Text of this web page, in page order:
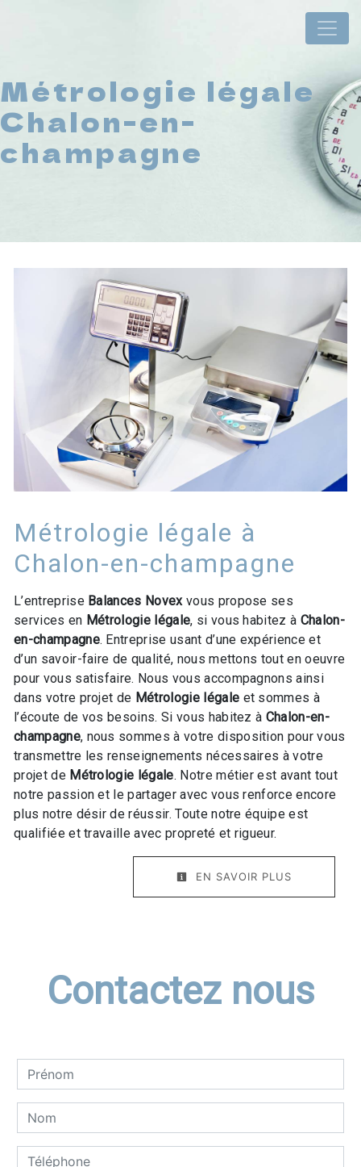
Métrologie légale
Chalon-en-
champagne
Métrologie légale à
Chalon-en-champagne
L’entreprise Balances Novexvous propose ses
services en Métrologie légale, si vous habitez à Chalon-
en-champagne. Entreprise usant d’une expérience et
d’un savoir-faire de qualité, nous mettons tout en oeuvre
pour vous satisfaire. Nous vous accompagnons ainsi
dans votre projet de Métrologie légale et sommes à
l’écoute de vos besoins. Si vous habitez à Chalon-en-
champagne, nous sommes à votre disposition pour vous
transmettre les renseignements nécessaires à votre
projet de Métrologie légale. Notre métier est avant tout
notre passion et le partager avec vous renforce encore
plus notre désir de réussir. Toute notre équipe est
qualifiée et travaille avec propreté et rigueur.
EN SAVOIR PLUS
Contactez nous